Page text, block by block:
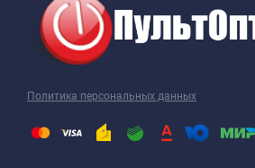
Политика персональных данных